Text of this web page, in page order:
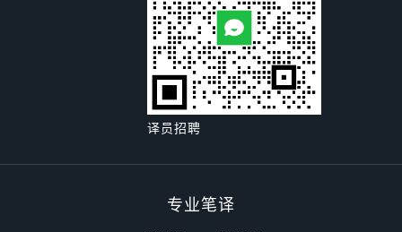
译员招聘
专业笔译